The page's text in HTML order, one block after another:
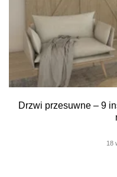
Drzwi przesuwne – 9
18